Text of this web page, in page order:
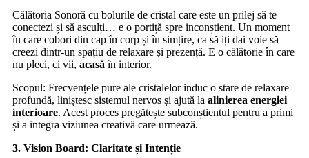
Călătoria Sonoră cu bolurile de cristal care este un prilej să te
conectezi și să asculți… e o portiță spre inconștient. Un moment
în care cobori din cap în corp și în simțire, ca să iți dai voie să
creezi dintr-un spațiu de relaxare și prezență. E o călătorie în care
nu pleci, ci vii, acasă în interior.
Scopul: Frecvențele pure ale cristalelor induc o stare de relaxare
profundă, liniștesc sistemul nervos și ajută la alinierea energiei
interioare. Acest proces pregătește subconștientul pentru a primi
și a integra viziunea creativă care urmează.
3.⁠ ⁠Vision Board: Claritate și Intenție